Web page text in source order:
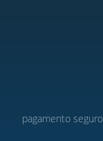
pagamento